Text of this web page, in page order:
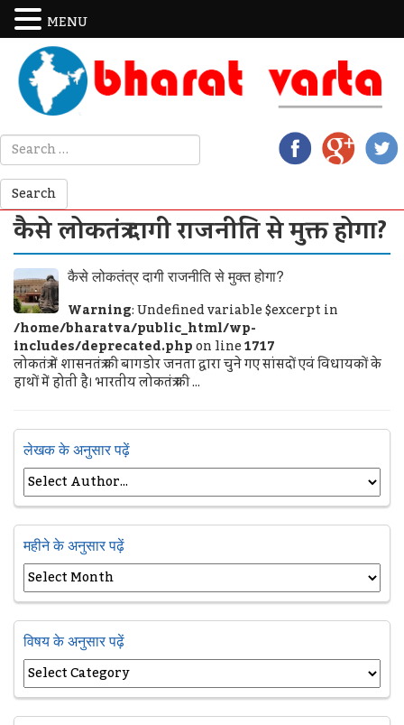
कैसे लोकतंत्र दागी राजनीति से मुक्त होगा?
कैसे लोकतंत्र दागी राजनीति से मुक्त होगा?
Warning: Undefined variable $excerpt in
/home/bharatva/public_html/wp-
includes/deprecated.phpon line1717
लोकतंत्र में शासनतंत्र की बागडोर जनता द्वारा चुने गए सांसदों एवं विधायकों के
हाथों में होती है। भारतीय लोकतंत्र की ...
लेखक के अनुसार पढ़ें
महीने के अनुसार पढ़ें
विषय के अनुसार पढ़ें
MENU